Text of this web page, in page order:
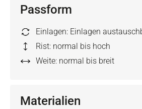
Passform
Einlagen: Einlagen
Rist: normal bis hoch
Weite: normal bis breit
Materialien